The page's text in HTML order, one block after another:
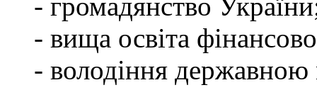
- вища освіта
- володіння